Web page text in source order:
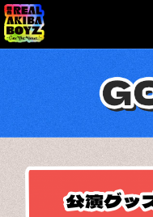
内
容
を